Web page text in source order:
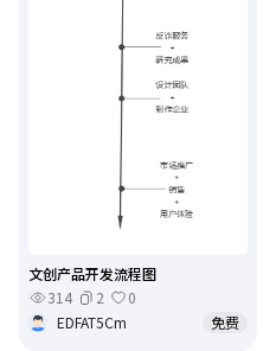
文创产品开发流程图
314
2
0
EDFAT5Cm
免费